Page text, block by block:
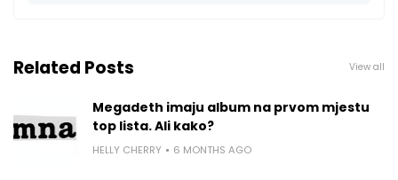
Related Posts View all
Megadeth imaju album na prvom mjestu
top lista. Ali kako?
HELLY CHERRY 6 MONTHS AGO